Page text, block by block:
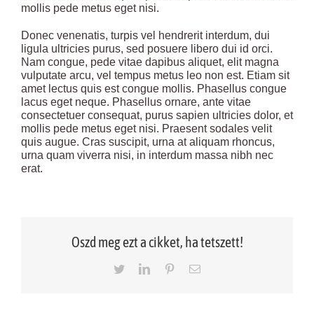
mollis pede metus eget nisi.
Donec venenatis, turpis vel hendrerit interdum, dui
ligula ultricies purus, sed posuere libero dui id orci.
Nam congue, pede vitae dapibus aliquet, elit magna
vulputate arcu, vel tempus metus leo non est. Etiam sit
amet lectus quis est congue mollis. Phasellus congue
lacus eget neque. Phasellus ornare, ante vitae
consectetuer consequat, purus sapien ultricies dolor, et
mollis pede metus eget nisi. Praesent sodales velit
quis augue. Cras suscipit, urna at aliquam rhoncus,
urna quam viverra nisi, in interdum massa nibh nec
erat.
Oszd meg ezt a cikket, ha tetszett!
TwitterLinkedInPinterestEmail